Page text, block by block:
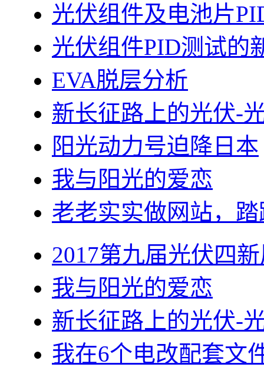
光伏组件及电池片
光伏组件PID测试的
EVA脱层分析
新长征路上的光伏-
阳光动力号迫降日本
我与阳光的爱恋
老老实实做网站，
2017第九届光伏四
我与阳光的爱恋
新长征路上的光伏-
我在6个电改配套文